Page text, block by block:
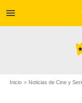
menu
Inicio Noticias de Cine y